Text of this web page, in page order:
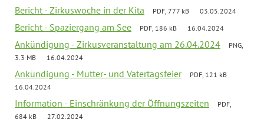
Bericht - Zirkuswoche in der Kita PDF, 777 kB 03.05.2024
Bericht - Spaziergang am See PDF, 186 kB 16.04.2024
Ankündigung - Zirkusveranstaltung am 26.04.2024
PNG,
3.3 MB
16.04.2024
Ankündigung - Mutter- und Vatertagsfeier
PDF, 121 kB
16.04.2024
Information - Einschränkung der Öffnungszeiten
PDF,
684 kB
27.02.2024